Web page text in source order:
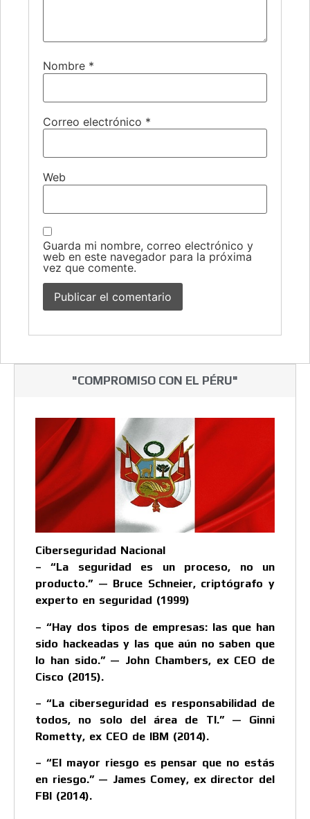
Nombre *
Correo electrónico *
Web
Guarda mi nombre, correo electrónico y
web en este navegador para la próxima
vez que comente.
"COMPROMISO CON EL PÉRU"
Ciberseguridad Nacional
– “La seguridad es un proceso, no un
producto.” — Bruce Schneier, criptógrafo y
experto en seguridad (1999)
– “Hay dos tipos de empresas: las que han
sido hackeadas y las que aún no saben que
lo han sido.” — John Chambers, ex CEO de
Cisco (2015).
– “La ciberseguridad es responsabilidad de
todos, no solo del área de TI.” — Ginni
Rometty, ex CEO de IBM (2014).
– “El mayor riesgo es pensar que no estás
en riesgo.” — James Comey, ex director del
FBI (2014).